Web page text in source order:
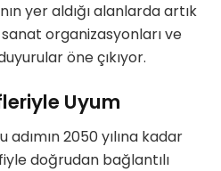
yer aldığı alanlarda artık
organizasyonları ve
öne çıkıyor.
Uyum
2050 yılına kadar
doğrudan bağlantılı